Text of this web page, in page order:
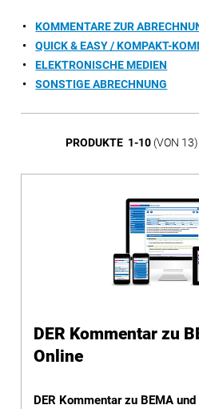
KOMMENTARE ZUR
QUICK & EASY / KOMPAKT-
ELEKTRONISCHE MEDIEN
SONSTIGE ABRECHNUNG
PRODUKTE 1-10(VON 13)
DER Kommentar zu
Online
DER Kommentar zu BEMA